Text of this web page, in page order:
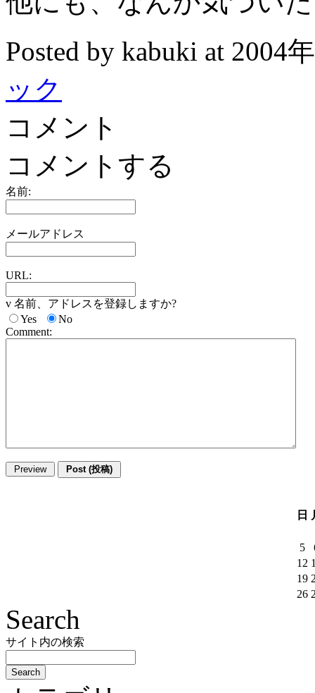
Posted by kabuki at 2004
ック
コメント
コメントする
名前:
メールアドレス
URL:
v 名前、アドレスを登録しますか?
Yes
No
Comment:
日
5
12
19
26
Search
サイト内の検索